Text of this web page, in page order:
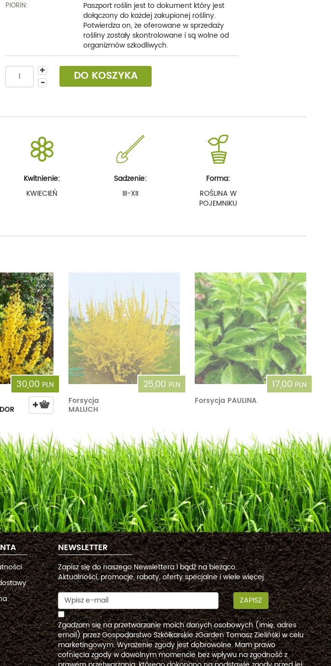
PIORiN:
Paszport roślin jest to dokument który jest
dołączony do każdej zakupionej rośliny.
Potwierdza on, że oferowane w sprzedaży
rośliny zostały skontrolowane i są wolne od
organizmów szkodliwych.
DO KOSZYKA
Kwitnienie:
KWIECIEŃ
Sadzenie:
III-XII
Forma:
ROŚLINA W
POJEMNIKU
30,00 PLN
25,00 PLN
Forsycja
MALUCH
17,00 PLN
Forsycja PAULINA
NEWSLETTER
Zapisz się do naszego Newslettera i bądź na bieżąco.
Aktualności, promocje, rabaty, oferty specjalne i wiele więcej.
ZAPISZ
Zgadzam się na przetwarzanie moich danych osobowych (imię, adres
email) przez Gospodarstwo Szkółkarskie zGarden Tomasz Zieliński w celu
marketingowym. Wyrażenie zgody jest dobrowolne. Mam prawo
cofnięcia zgody w dowolnym momencie bez wpływu na zgodność z